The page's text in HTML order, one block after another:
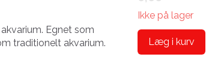
Egnet som
traditionelt akvarium.
Ikke på lager
Læg i kurv